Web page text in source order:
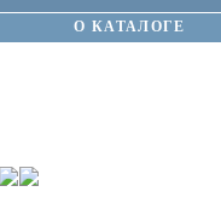
О КАТАЛОГЕ